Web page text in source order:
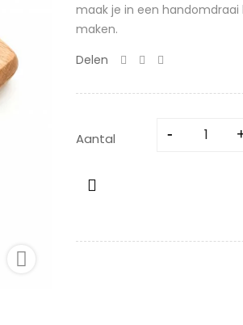

maak je in een
maken.
Delen
Aantal